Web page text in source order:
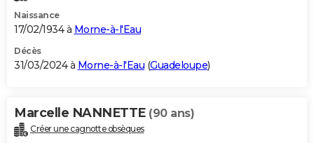
Naissance
17/02/1934 à Morne-à-l'Eau
Décès
31/03/2024 à Morne-à-l'Eau (Guadeloupe)
Marcelle NANNETTE (90 ans)
Créer une cagnotte obsèques